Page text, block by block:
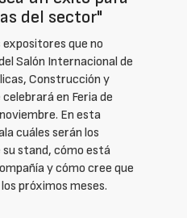
del sector"
expositores que no
Salón Internacional de
Construcción y
en Feria de
En esta
cuáles serán los
stand, cómo está
y cómo cree que
próximos meses.